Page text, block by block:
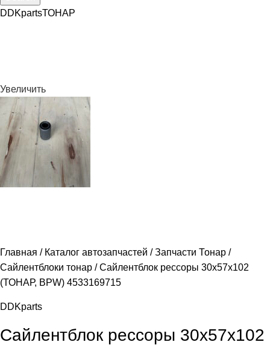
DDKpartsТОНАР
Увеличить
Главная Каталог автозапчастей
Запчасти Тонар
Сайлентблоки тонар
Сайлентблок рессоры 30х57х102
(ТОНАР, BPW) 4533169715
DDKparts
Сайлентблок рессоры 30х57х102